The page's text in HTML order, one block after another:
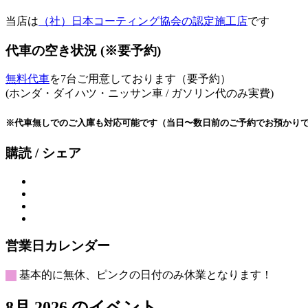
当店は （社）日本コーティング協会の認定施工店です
代車の空き状況 (※要予約)
無料代車を7台ご用意しております（要予約）
(ホンダ・ダイハツ・ニッサン車 / ガソリン代のみ実費)
※代車無しでのご入庫も対応可能です（当日〜数日前のご予約でお預かりで
購読 / シェア
営業日カレンダー
基本的に無休、ピンクの日付のみ休業となります！